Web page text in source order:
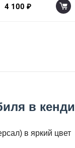
4 100 ₽
в кенди
в яркий цвет